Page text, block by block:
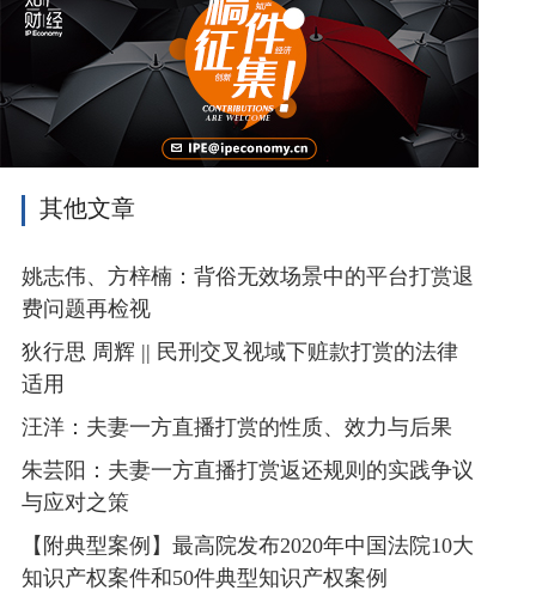
其他文章
姚志伟、方梓楠：背俗无效场景中的平台打赏退
费问题再检视
狄行思 周辉 || 民刑交叉视域下赃款打赏的法律
适用
汪洋：夫妻一方直播打赏的性质、效力与后果
朱芸阳：夫妻一方直播打赏返还规则的实践争议
与应对之策
【附典型案例】最高院发布2020年中国法院10大
知识产权案件和50件典型知识产权案例